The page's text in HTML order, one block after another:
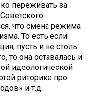
переживать за
что смена режима
То есть если
пусть и не столь
то она оставалась и
идеологической
риторике про
и т.д.